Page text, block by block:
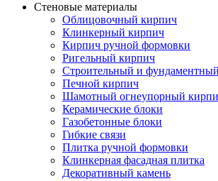
Стеновые материалы
Облицовочный кирпич
Клинкерный кирпич
Кирпич ручной формовки
Ригельный кирпич
Строительный и
Печной кирпич
Шамотный огнеупорный
Керамические блоки
Газобетонные блоки
Гибкие связи
Плитка ручной формовки
Клинкерная фасадная плитка
Декоративный камень